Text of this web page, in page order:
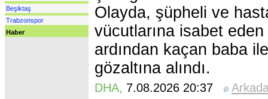
Beşiktaş
Trabzonspor
Haber
Olayda, şüpheli ve
vücutlarına isabet
ardından kaçan baba
gözaltına alındı.
DHA, 7.08.2026 20:37